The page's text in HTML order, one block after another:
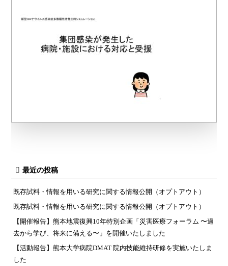
最近の投稿
既存試料・情報を用いる研究に関する情報公開（オプトアウト）
既存試料・情報を用いる研究に関する情報公開（オプトアウト）
【開催報告】熊本地震復興10年特別企画「災害医療フォーラム 〜過
去から学び、将来に備える〜」を開催いたしました
【活動報告】熊本大学病院DMAT 院内技能維持研修を実施いたしま
した